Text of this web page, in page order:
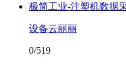
极简工业-注塑机数据
设备云丽丽
0/519